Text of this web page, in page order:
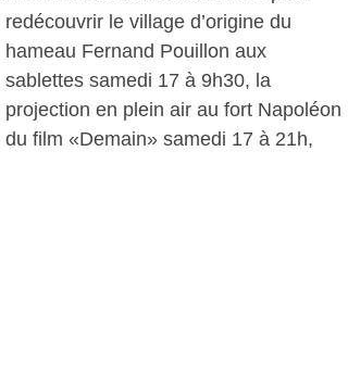
redécouvrir le village d’origine du
hameau Fernand Pouillon aux
sablettes samedi 17 à 9h30, la
projection en plein air au fort Napoléon
du film «Demain» samedi 17 à 21h,